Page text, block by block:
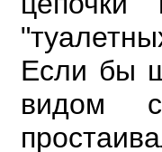
Если бы
видом